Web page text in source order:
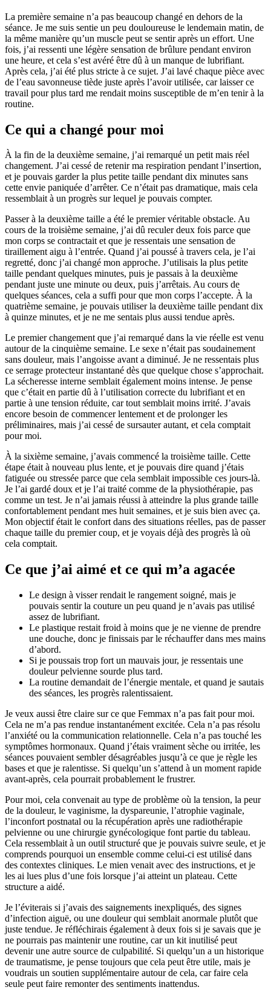
La première semaine n’a pas beaucoup changé en dehors de la
séance. Je me suis sentie un peu douloureuse le lendemain matin, de
la même manière qu’un muscle peut se sentir après un effort. Une
fois, j’ai ressenti une légère sensation de brûlure pendant environ
une heure, et cela s’est avéré être dû à un manque de lubrifiant.
Après cela, j’ai été plus stricte à ce sujet. J’ai lavé chaque pièce avec
de l’eau savonneuse tiède juste après l’avoir utilisée, car laisser ce
travail pour plus tard me rendait moins susceptible de m’en tenir à la
routine.
Ce qui a changé pour moi
À la fin de la deuxième semaine, j’ai remarqué un petit mais réel
changement. J’ai cessé de retenir ma respiration pendant l’insertion,
et je pouvais garder la plus petite taille pendant dix minutes sans
cette envie paniquée d’arrêter. Ce n’était pas dramatique, mais cela
ressemblait à un progrès sur lequel je pouvais compter.
Passer à la deuxième taille a été le premier véritable obstacle. Au
cours de la troisième semaine, j’ai dû reculer deux fois parce que
mon corps se contractait et que je ressentais une sensation de
tiraillement aigu à l’entrée. Quand j’ai poussé à travers cela, je l’ai
regretté, donc j’ai changé mon approche. J’utilisais la plus petite
taille pendant quelques minutes, puis je passais à la deuxième
pendant juste une minute ou deux, puis j’arrêtais. Au cours de
quelques séances, cela a suffi pour que mon corps l’accepte. À la
quatrième semaine, je pouvais utiliser la deuxième taille pendant dix
à quinze minutes, et je ne me sentais plus aussi tendue après.
Le premier changement que j’ai remarqué dans la vie réelle est venu
autour de la cinquième semaine. Le sexe n’était pas soudainement
sans douleur, mais l’angoisse avant a diminué. Je ne ressentais plus
ce serrage protecteur instantané dès que quelque chose s’approchait.
La sécheresse interne semblait également moins intense. Je pense
que c’était en partie dû à l’utilisation correcte du lubrifiant et en
partie à une tension réduite, car tout semblait moins irrité. J’avais
encore besoin de commencer lentement et de prolonger les
préliminaires, mais j’ai cessé de sursauter autant, et cela comptait
pour moi.
À la sixième semaine, j’avais commencé la troisième taille. Cette
étape était à nouveau plus lente, et je pouvais dire quand j’étais
fatiguée ou stressée parce que cela semblait impossible ces jours-là.
Je l’ai gardé doux et je l’ai traité comme de la physiothérapie, pas
comme un test. Je n’ai jamais réussi à atteindre la plus grande taille
confortablement pendant mes huit semaines, et je suis bien avec ça.
Mon objectif était le confort dans des situations réelles, pas de passer
chaque taille du premier coup, et je voyais déjà des progrès là où
cela comptait.
Ce que j’ai aimé et ce qui m’a agacée
Le design à visser rendait le rangement soigné, mais je
pouvais sentir la couture un peu quand je n’avais pas utilisé
assez de lubrifiant.
Le plastique restait froid à moins que je ne vienne de prendre
une douche, donc je finissais par le réchauffer dans mes mains
d’abord.
Si je poussais trop fort un mauvais jour, je ressentais une
douleur pelvienne sourde plus tard.
La routine demandait de l’énergie mentale, et quand je sautais
des séances, les progrès ralentissaient.
Je veux aussi être claire sur ce que Femmax n’a pas fait pour moi.
Cela ne m’a pas rendue instantanément excitée. Cela n’a pas résolu
l’anxiété ou la communication relationnelle. Cela n’a pas touché les
symptômes hormonaux. Quand j’étais vraiment sèche ou irritée, les
séances pouvaient sembler désagréables jusqu’à ce que je règle les
bases et que je ralentisse. Si quelqu’un s’attend à un moment rapide
avant-après, cela pourrait probablement le frustrer.
Pour moi, cela convenait au type de problème où la tension, la peur
de la douleur, le vaginisme, la dyspareunie, l’atrophie vaginale,
l’inconfort postnatal ou la récupération après une radiothérapie
pelvienne ou une chirurgie gynécologique font partie du tableau.
Cela ressemblait à un outil structuré que je pouvais suivre seule, et je
comprends pourquoi un ensemble comme celui-ci est utilisé dans
des contextes cliniques. Le mien venait avec des instructions, et je
les ai lues plus d’une fois lorsque j’ai atteint un plateau. Cette
structure a aidé.
Je l’éviterais si j’avais des saignements inexpliqués, des signes
d’infection aiguë, ou une douleur qui semblait anormale plutôt que
juste tendue. Je réfléchirais également à deux fois si je savais que je
ne pourrais pas maintenir une routine, car un kit inutilisé peut
devenir une autre source de culpabilité. Si quelqu’un a un historique
de traumatisme, je pense toujours que cela peut être utile, mais je
voudrais un soutien supplémentaire autour de cela, car faire cela
seule peut faire remonter des sentiments inattendus.